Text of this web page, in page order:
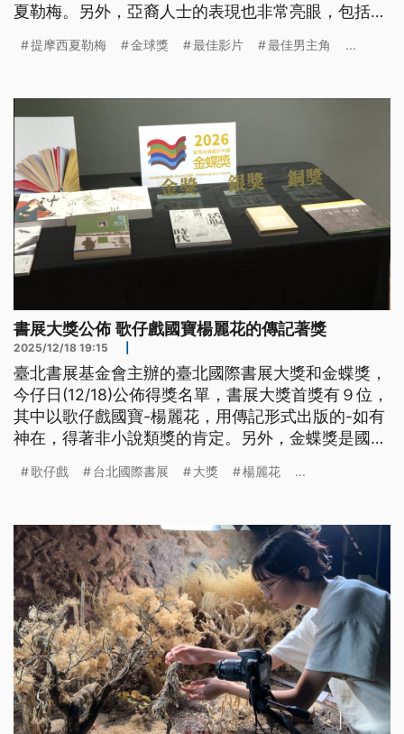
夏勒梅。另外，亞裔人士的表現也非常亮眼，包括最
動畫《Kpop獵魔女團》也抱走2項大獎。
提摩西夏勒梅 金球獎 最佳影片 最佳男主角 ...
書展大獎公佈 歌仔戲國寶楊麗花的傳記著獎
2025/12/18 19:15
臺北書展基金會主辦的臺北國際書展大獎和金蝶獎，
今仔日(12/18)公佈得獎名單，書展大獎首獎有９位，
其中以歌仔戲國寶-楊麗花，用傳記形式出版的-如有
神在，得著非小說類獎的肯定。另外，金蝶獎是國內
一本台文詩-你佇風中行來，目前全部送出國參加世
台語文）
歌仔戲 台北國際書展 大獎 楊麗花 ...